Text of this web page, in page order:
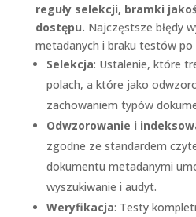
reguły selekcji, bramki
dostępu. Najczęstsze błędy
metadanych i braku testów po
Selekcja: Ustalenie, które
polach, a które jako
zachowaniem typów
Odwzorowanie i
zgodne ze standardem
dokumentu metadanymi
wyszukiwanie i audyt.
Weryfikacja: Testy